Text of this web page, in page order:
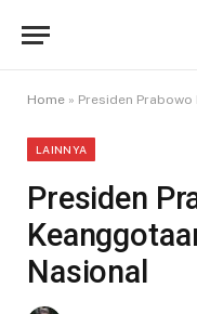
Home » Presiden Prabowo
LAINNYA
Presiden
Nasional